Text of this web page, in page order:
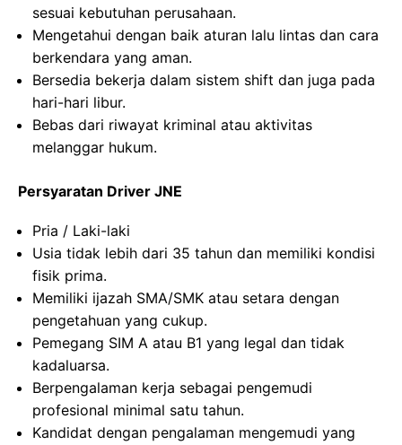
sesuai kebutuhan perusahaan.
Mengetahui dengan baik aturan lalu lintas dan cara
berkendara yang aman.
Bersedia bekerja dalam sistem shift dan juga pada
hari-hari libur.
Bebas dari riwayat kriminal atau aktivitas
melanggar hukum.
Persyaratan Driver JNE
Pria / Laki-laki
Usia tidak lebih dari 35 tahun dan memiliki kondisi
fisik prima.
Memiliki ijazah SMA/SMK atau setara dengan
pengetahuan yang cukup.
Pemegang SIM A atau B1 yang legal dan tidak
kadaluarsa.
Berpengalaman kerja sebagai pengemudi
profesional minimal satu tahun.
Kandidat dengan pengalaman mengemudi yang